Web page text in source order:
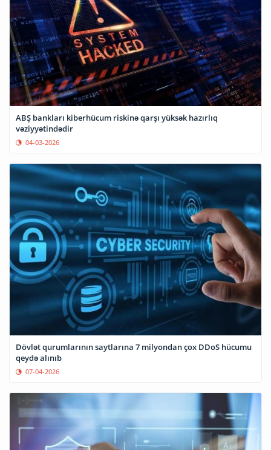
ABŞ bankları kiberhücum riskinə qarşı yüksək hazırlıq
vəziyyətindədir
04-03-2026
Dövlət qurumlarının saytlarına 7 milyondan çox DDoS hücumu
qeydə alınıb
07-04-2026